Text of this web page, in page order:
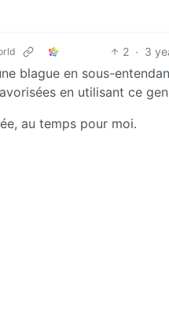
2 · 3
blague en sous-
en utilisant ce
au temps pour moi.